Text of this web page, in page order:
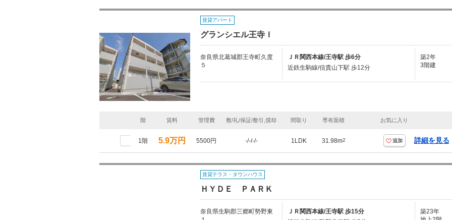
賃貸アパート
グランシエル王寺Ｉ
奈良県北葛城郡王寺町久度
５
ＪＲ関西本線/王寺駅 歩6分
近鉄生駒線/信貴山下駅 歩12分
築2年
3階建
階 賃料 管理費 敷/礼/保証/敷引,償却 間取り 専有面積 お気に入り
1階 5.9万円 5500円 -/-/-/- 1LDK 31.98m2 追加 詳細を見る
賃貸テラス・タウンハウス
ＨＹＤＥ ＰＡＲＫ
奈良県生駒郡三郷町勢野東
ＪＲ関西本線/王寺駅 歩15分
築23年